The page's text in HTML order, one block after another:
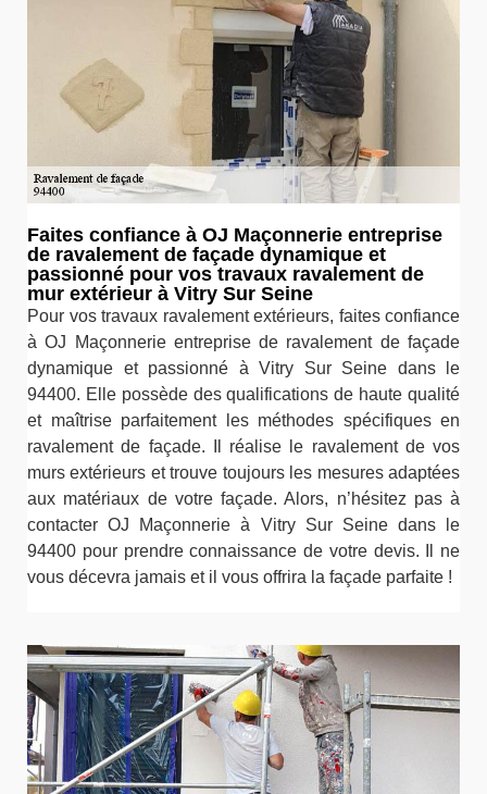
Faites confiance à OJ Maçonnerie entreprise
de ravalement de façade dynamique et
passionné pour vos travaux ravalement de
mur extérieur à Vitry Sur Seine
Pour vos travaux ravalement extérieurs, faites confiance
à OJ Maçonnerie entreprise de ravalement de façade
dynamique et passionné à Vitry Sur Seine dans le
94400. Elle possède des qualifications de haute qualité
et maîtrise parfaitement les méthodes spécifiques en
ravalement de façade. Il réalise le ravalement de vos
murs extérieurs et trouve toujours les mesures adaptées
aux matériaux de votre façade. Alors, n’hésitez pas à
contacter OJ Maçonnerie à Vitry Sur Seine dans le
94400 pour prendre connaissance de votre devis. Il ne
vous décevra jamais et il vous offrira la façade parfaite !